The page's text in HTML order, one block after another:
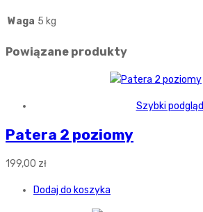
Waga 5 kg
Powiązane produkty
Szybki podgląd
Patera 2 poziomy
199,00 zł
Dodaj do koszyka